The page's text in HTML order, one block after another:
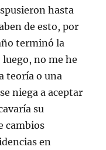
hasta
de esto, por
terminó la
no me he
teoría o una
niega a aceptar
su
cambios
en